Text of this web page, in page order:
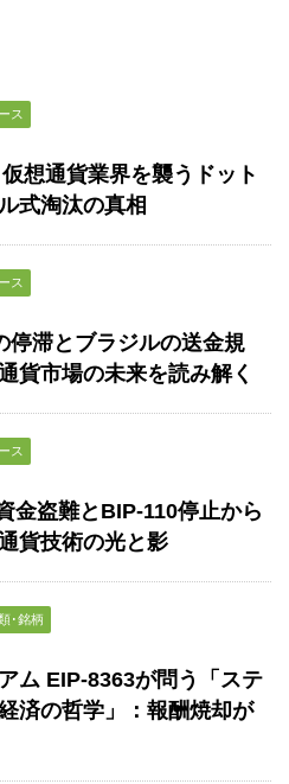
ス
想通貨業界を襲うドット
式淘汰の真相
ス
停滞とブラジルの送金規
貨市場の未来を読み解く
ス
金盗難とBIP-110停止から
貨技術の光と影
･銘柄
ム EIP-8363が問う「ステ
済の哲学」：報酬焼却が